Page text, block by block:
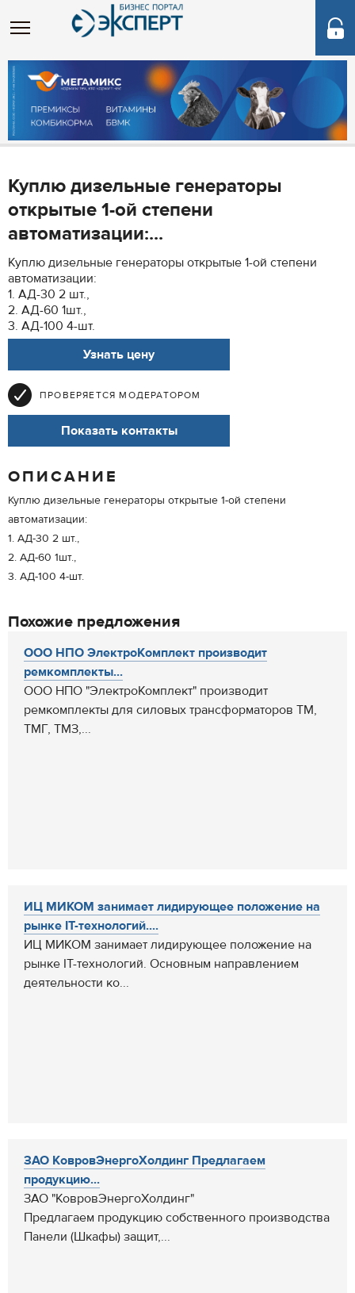
Куплю дизельные генераторы
открытые 1-ой степени
автоматизации:...
Куплю дизельные генераторы открытые 1-ой степени
автоматизации:
1. АД-30 2 шт.,
2. АД-60 1шт.,
3. АД-100 4-шт.
Узнать цену
ПРОВЕРЯЕТСЯ МОДЕРАТОРОМ
Показать контакты
ОПИСАНИЕ
Куплю дизельные генераторы открытые 1-ой степени
автоматизации:
1. АД-30 2 шт.,
2. АД-60 1шт.,
3. АД-100 4-шт.
Похожие предложения
ООО НПО ЭлектроКомплект производит
ремкомплекты...
ООО НПО "ЭлектроКомплект" производит
ремкомплекты для силовых трансформаторов ТМ,
ТМГ, ТМЗ,...
ИЦ МИКОМ занимает лидирующее положение на
рынке IT-технологий....
ИЦ МИКОМ занимает лидирующее положение на
рынке IT-технологий. Основным направлением
деятельности ко...
ЗАО КовровЭнергоХолдинг Предлагаем
продукцию...
ЗАО "КовровЭнергоХолдинг"
Предлагаем продукцию собственного производства
Панели (Шкафы) защит,...